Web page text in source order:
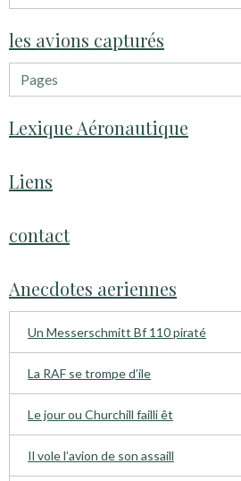
les avions capturés
Lexique Aéronautique
Liens
contact
Anecdotes aeriennes
Un Messerschmitt Bf 110 piraté
La RAF se trompe d’ile
Le jour ou Churchill failli êt
Il vole l’avion de son assaill